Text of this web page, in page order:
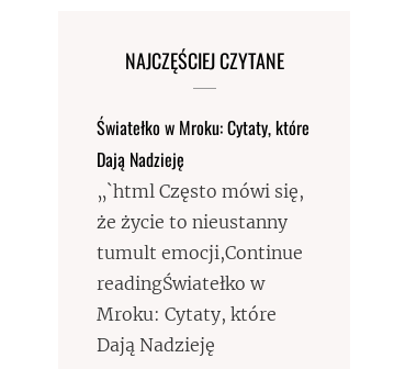
NAJCZĘŚCIEJ CZYTANE
Światełko w Mroku: Cytaty, które
Dają Nadzieję
„`html Często mówi się,
że życie to nieustanny
tumult emocji,Continue
readingŚwiatełko w
Mroku: Cytaty, które
Dają Nadzieję